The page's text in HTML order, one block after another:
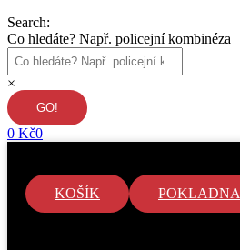
Search:
Co hledáte? Např. policejní kombinéza
×
0 Kč0
KOŠÍK POKLADNA